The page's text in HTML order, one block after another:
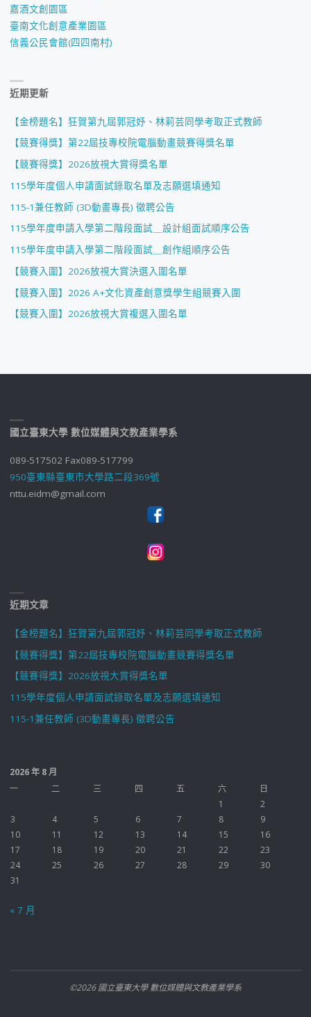
嘉酒文創園區
臺南文化創意產業園區
信義公民會館(四四南村)
近期更新
【金榜題名】狂賀第九屆郭冠妤、林莉芸同學考取正式教師
【競賽得獎】第22屆技專校院電腦動畫競賽得獎名單
【競賽得獎】2026放視大賞得獎名單
115學年度個人申請面試錄取名單及志願選填通知
115-1兼任教師 (3D動畫專長) 徵聘公告
115學年度申請入學第二階段面試＿設計組面試順序公告
115學年度申請入學第二階段面試＿創作組順序公告
【競賽入圍】2026放視大賞決選入圍名單
【競賽入圍】2026 A+文化資產創意獎學生組競賽入圍
【競賽入圍】2026放視大賞複選入圍名單
國立臺東大學 數位媒體與文教產業學系
089-517502 Fax089-517799
950臺東縣臺東市大學路二段369號
nttu.eidm@gmail.com
近期文章
【金榜題名】狂賀第九屆郭冠妤、林莉芸同學考取正式教師
【競賽得獎】第22屆技專校院電腦動畫競賽得獎名單
【競賽得獎】2026放視大賞得獎名單
115學年度個人申請面試錄取名單及志願選填通知
115-1兼任教師 (3D動畫專長) 徵聘公告
2026 年 8 月
一
二 三 四 五 六
日
1
2
3
4 5 6 7 8
9
10
11 12 13 14 15
16
17
18 19 20 21 22
23
24
25 26 27 28 29
30
31
« 7 月
©2026 國立臺東大學 數位媒體與文教產業學系